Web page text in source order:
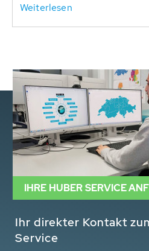
Weiterlesen
Ihr direkter Kontakt
Service
IHRE HUBER SERVICE